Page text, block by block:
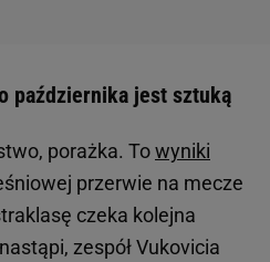
października jest sztuką
porażka. Towyniki
przerwie na mecze
czeka kolejna
zespół Vukovicia